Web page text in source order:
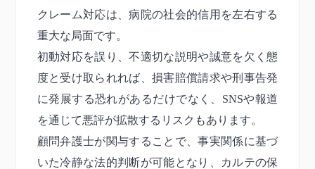
クレーム対応は、病院の社会的信用を左右する
重大な局面です。
初動対応を誤り、不適切な説明や誠意を欠く態
度と受け取られれば、損害賠償請求や刑事告発
に発展する恐れがあるだけでなく、SNSや報道
を通じて悪評が拡散するリスクもあります。
顧問弁護士が関与することで、事実関係に基づ
いた冷静な法的判断が可能となり、カルテの保